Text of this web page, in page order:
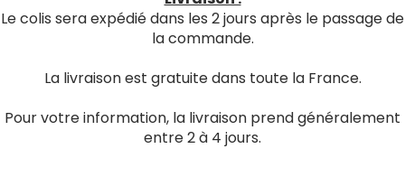
Le colis sera expédié dans les 2 jours après le passage de
la commande.
La livraison est gratuite dans toute la France.
Pour votre information, la livraison prend généralement
entre 2 à 4 jours.